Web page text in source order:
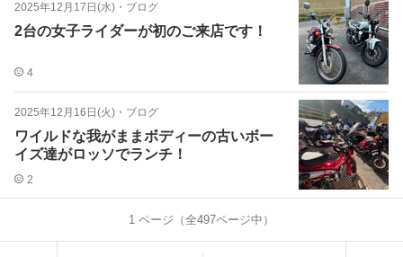
2025年12月17日(水) ・ ブログ
2台の女子ライダーが初のご来店です！
4
2025年12月16日(火) ・ ブログ
ワイルドな我がままボディーの古いボー
イズ達がロッソでランチ！
2
1 ページ（全497ページ中）